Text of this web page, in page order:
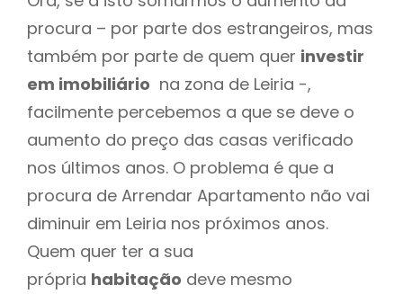
procura – por parte dos estrangeiros, mas
também por parte de quem quer investir
em imobiliário na zona de Leiria -,
facilmente percebemos a que se deve o
aumento do preço das casas verificado
nos últimos anos. O problema é que a
procura de Arrendar Apartamento não vai
diminuir em Leiria nos próximos anos.
Quem quer ter a sua
própria habitação deve mesmo